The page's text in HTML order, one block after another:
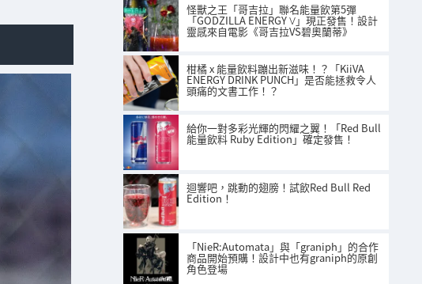
怪獸之王「哥吉拉」聯名能量飲第5彈
「GODZILLA ENERGY Ⅴ」現正發售！設計
靈感來自電影《哥吉拉VS碧奧蘭蒂》
柑橘 x 能量飲料蹦出新滋味！？「KiiVA
ENERGY DRINK PUNCH」是否能拯救令人
頭痛的文書工作！？
給你一對多彩光輝的閃耀之翼！「Red Bull
能量飲料 Ruby Edition」確定發售！
迴響吧，跳動的翅膀！試飲Red Bull Red
Edition！
「NieR:Automata」與「graniph」的合作
商品開始預購！設計中也有graniph的原創
角色登場